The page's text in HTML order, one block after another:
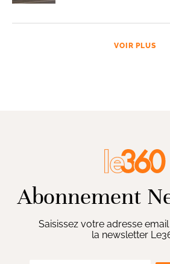
VOIR PLUS
Abonnement
Saisissez votre adresse
la newsletter